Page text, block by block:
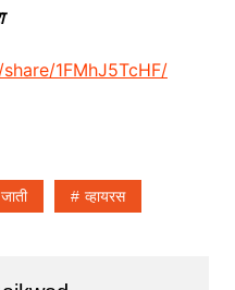
1FMhJ5TcHF/
व्हायरस